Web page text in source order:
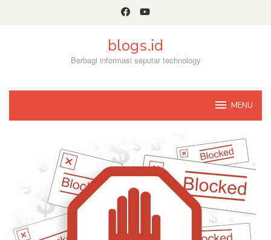
blogs.id
Berbagi informasi seputar technology
MENU